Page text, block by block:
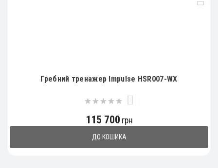
Гребний тренажер Impulse HSR007-WX
115 700 грн
ДО КОШИКА